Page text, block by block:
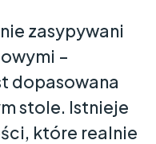
zasypywani
–
dopasowana
stole. Istnieje
które realnie